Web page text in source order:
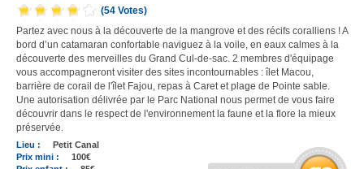
(54 Votes)
Partez avec nous à la découverte de la mangrove et des récifs coralliens ! A
bord d’un catamaran confortable naviguez à la voile, en eaux calmes à la
découverte des merveilles du Grand Cul-de-sac. 2 membres d'équipage
vous accompagneront visiter des sites incontournables : îlet Macou,
barrière de corail de l'îlet Fajou, repas à Caret et plage de Pointe sable.
Une autorisation délivrée par le Parc National nous permet de vous faire
découvrir dans le respect de l'environnement la faune et la flore la mieux
préservée.
Lieu :
Petit Canal
Prix mini :
100€